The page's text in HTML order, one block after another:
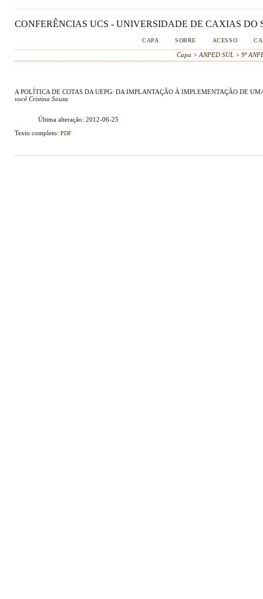
CONFERÊNCIAS UCS - UNIVERSIDADE DE CAXIAS DO
CAPA SOBRE ACESSO
Capa > ANPED SUL > 9ª
A POLÍTICA DE COTAS DA UEPG: DA IMPLANTAÇÃO À IMPLEMENTAÇÃO DE
você Cristina Souza
Última alteração: 2012-06-25
Texto completo: PDF